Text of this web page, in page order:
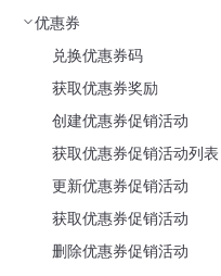
优惠券
兑换优惠券码
获取优惠券奖励
创建优惠券促销活动
获取优惠券促销活动列表
更新优惠券促销活动
获取优惠券促销活动
删除优惠券促销活动